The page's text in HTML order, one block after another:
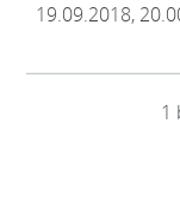
19.09.2018,
1